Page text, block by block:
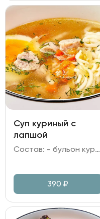
Суп куриный с
лапшой
Состав: - бульон куриный; - лапша; - куриное филе; - яйцо куриное; - морковь, лук репчатый, зелень.
390 ₽